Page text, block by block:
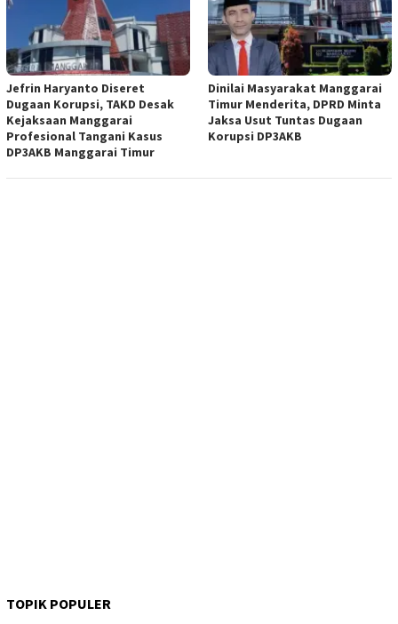
Jefrin Haryanto Diseret
Dugaan Korupsi, TAKD Desak
Kejaksaan Manggarai
Profesional Tangani Kasus
DP3AKB Manggarai Timur
Dinilai Masyarakat Manggarai
Timur Menderita, DPRD Minta
Jaksa Usut Tuntas Dugaan
Korupsi DP3AKB
TOPIK POPULER